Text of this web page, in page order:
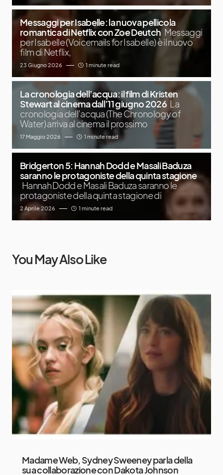
Messaggi per Isabelle: la nuova pellicola
romantica di Netflix con Zoe Deutch Messaggi
per Isabelle (Voicemails for Isabelle) è il nuovo
film di Netflix,
23 Giugno 2026 1 minute read
La cronologia dell’acqua: il film di Kristen
Stewart al cinema dall’11 giugno 2026 La
cronologia dell’acqua (The Chronology of
Water) arriva al cinema il prossimo
17 Maggio 2026 1 minute read
Bridgerton 5: Hannah Dodd e Masali Baduza
saranno le protagoniste della quinta stagione
Hannah Dodd e Masali Baduza saranno le
protagoniste della quinta stagione di
2 Aprile 2026 1 minute read
You May Also Like
Madame Web, Sydney Sweeney parla della
sua collaborazione con Dakota Johnson